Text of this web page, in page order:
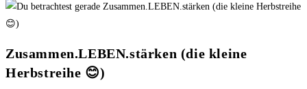
Zusammen.LEBEN.stärken (die kleine
Herbstreihe 😊)